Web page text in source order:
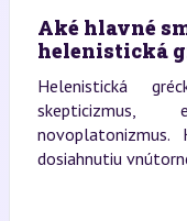
Aké hlavné
helenistická
Helenistická
skepticizmus,
dosiahnutiu